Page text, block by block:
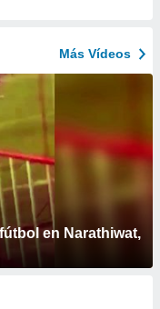
Más Vídeos
en Narathiwat,